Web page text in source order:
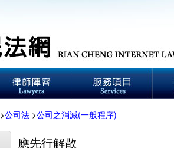
>公司法 >公司之消滅(一般程序)
應先行解散